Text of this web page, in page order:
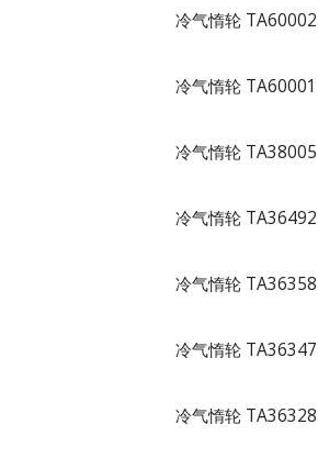
冷气惰轮 TA60002
冷气惰轮 TA60001
冷气惰轮 TA38005
冷气惰轮 TA36492
冷气惰轮 TA36358
冷气惰轮 TA36347
冷气惰轮 TA36328